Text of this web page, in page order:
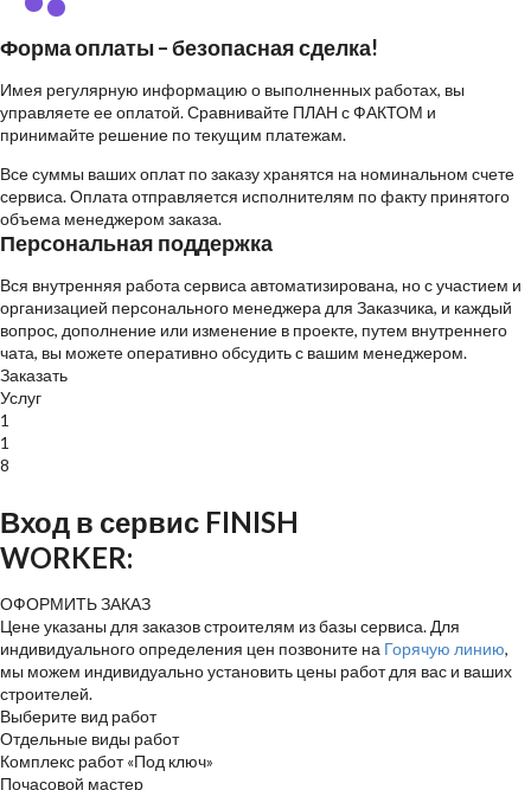
Форма оплаты – безопасная сделка!
Имея регулярную информацию о выполненных работах, вы
управляете ее оплатой. Сравнивайте ПЛАН с ФАКТОМ и
принимайте решение по текущим платежам.
Все суммы ваших оплат по заказу хранятся на номинальном счете
сервиса. Оплата отправляется исполнителям по факту принятого
объема менеджером заказа.
Персональная поддержка
Вся внутренняя работа сервиса автоматизирована, но с участием и
организацией персонального менеджера для Заказчика, и каждый
вопрос, дополнение или изменение в проекте, путем внутреннего
чата, вы можете оперативно обсудить с вашим менеджером.
Заказать
Услуг
1
1
8
Строителей
Материалов
Вход в сервис FINISH
WORKER:
ОФОРМИТЬ ЗАКАЗ
Цене указаны для заказов строителям из базы сервиса. Для
индивидуального определения цен позвоните на Горячую линию,
мы можем индивидуально установить цены работ для вас и ваших
строителей.
Выберите вид работ
Отдельные виды работ
Комплекс работ «Под ключ»
Почасовой мастер